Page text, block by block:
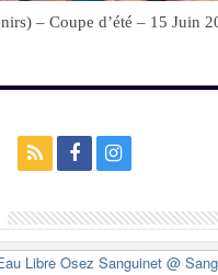
– Coupe d’été – 15 Juin
Libre Osez Sanguinet@